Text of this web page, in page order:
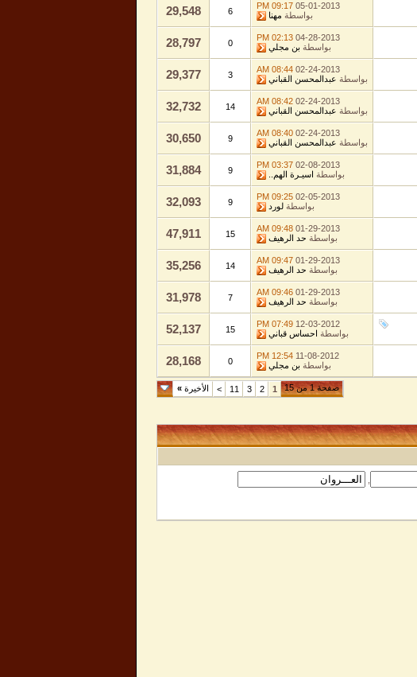
05-01-2013
09:17 PM
بواسطة مهنا 6
29,548
04-28-2013
02:13 PM
بواسطة بن مجلي 0
28,797
02-24-2013
08:44 AM
بواسطة عبدالمحسن القباني 3
29,377
02-24-2013
08:42 AM
بواسطة عبدالمحسن القباني 14
32,732
02-24-2013
08:40 AM
بواسطة عبدالمحسن القباني 9
30,650
02-08-2013
03:37 PM
بواسطة اسيـرة الهم.. 9
31,884
02-05-2013
09:25 PM
بواسطةلورد 9
32,093
01-29-2013
09:48 AM
بواسطة حد الرهيف 15
47,911
01-29-2013
09:47 AM
بواسطة حد الرهيف 14
35,256
01-29-2013
09:46 AM
بواسطة حد الرهيف 7
31,978
12-03-2012
07:49 PM
بواسطة احساس قباني 15
52,137
11-08-2012
12:54 PM
بواسطة بن مجلي 0
28,168
صفحة 1 من 15 1
2
3
11
> الأخيرة»